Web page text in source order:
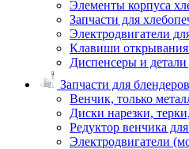
Элементы корпуса
Запчасти для
Электродвигатели
Клавиши
Диспенсеры и детали
Запчасти для блендеров
Венчик, только
Диски нарезки,
Редуктор венчика
Электродвигатели